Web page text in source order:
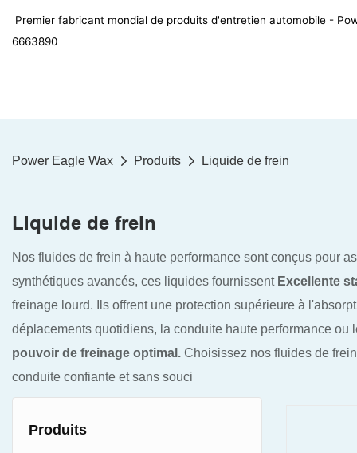
Premier fabricant mondial de produits d'entretien automobile -
6663890
Power Eagle Wax Produits Liquide de frein
Liquide de frein
Nos fluides de frein à haute performance sont conçus pour
synthétiques avancés, ces liquides fournissent Excellente
freinage lourd. Ils offrent une protection supérieure à
déplacements quotidiens, la conduite haute performance
pouvoir de freinage optimal. Choisissez nos fluides de
conduite confiante et sans souci
Produits